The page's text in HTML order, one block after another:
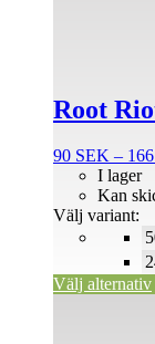
Root
90 SEK – 166
I lager
Kan
Välj variant:
Välj alternativ
kan
väljas
produktsidan